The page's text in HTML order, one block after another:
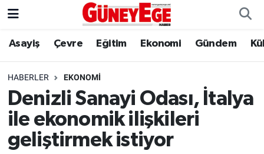
Asayiş Çevre Eğitim Ekonomi Gündem
HABERLER EKONOMI
Denizli Sanayi Odası, İtalya
ile ekonomik ilişkileri
geliştirmek istiyor
Asayiş
Çevre
Eğitim
Ekonomi
İstanbul Hava Durumu
İstanbul Trafik Yoğunluk Haritası
Süper Lig Puan Durumu ve Fikstür
Tüm Manşetler